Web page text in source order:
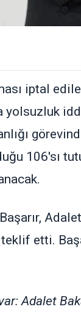
iptal
yolsuzluk
106'sı
Adalet
teklif etti.
Adalet